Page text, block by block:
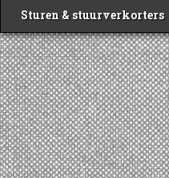
Sturen & stuurverkorters